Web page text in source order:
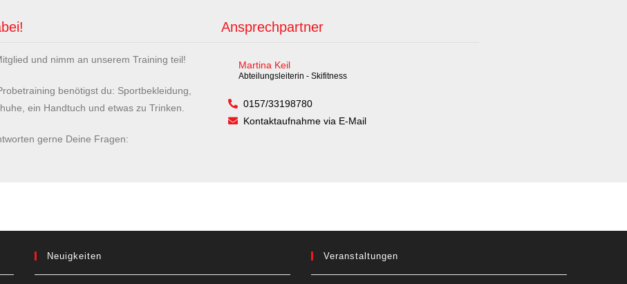
und nimm an unserem Training teil!
benötigst du: Sportbekleidung,
ein Handtuch und etwas zu Trinken.
gerne Deine Fragen:
Ansprechpartner
Martina Keil
Abteilungsleiterin - Skifitness
0157/33198780
Kontaktaufnahme via E-Mail
Neuigkeiten Veranstaltungen